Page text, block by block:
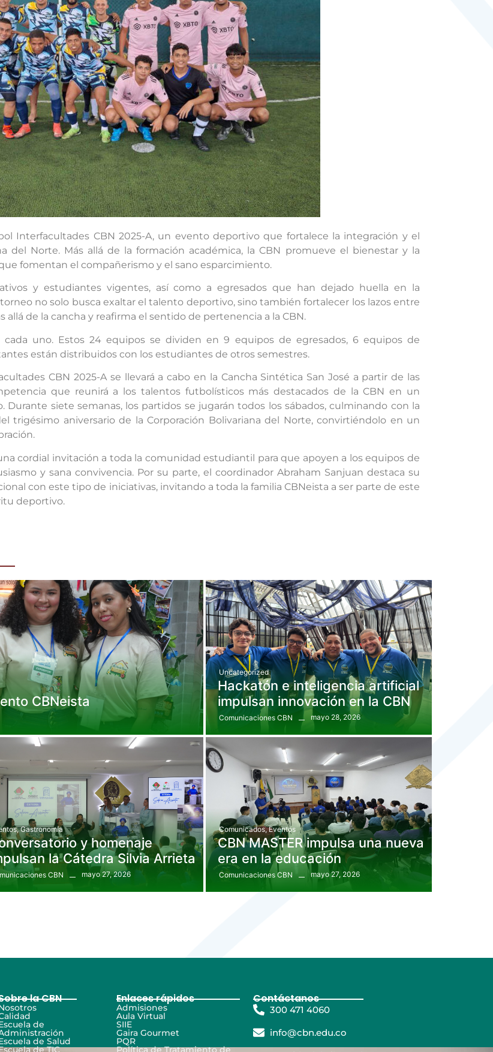
Interfacultades CBN 2025-A, un evento deportivo que fortalece la integración y el
del Norte. Más allá de la formación académica, la CBN promueve el bienestar y la
fomentan el compañerismo y el sano esparcimiento.
y estudiantes vigentes, así como a egresados que han dejado huella en la
no solo busca exaltar el talento deportivo, sino también fortalecer los lazos entre
de la cancha y reafirma el sentido de pertenencia a la CBN.
uno. Estos 24 equipos se dividen en 9 equipos de egresados, 6 equipos de
están distribuidos con los estudiantes de otros semestres.
CBN 2025-A se llevará a cabo en la Cancha Sintética San José a partir de las
que reunirá a los talentos futbolísticos más destacados de la CBN en un
siete semanas, los partidos se jugarán todos los sábados, culminando con la
trigésimo aniversario de la Corporación Bolivariana del Norte, convirtiéndolo en un
cordial invitación a toda la comunidad estudiantil para que apoyen a los equipos de
y sana convivencia. Por su parte, el coordinador Abraham Sanjuan destaca su
con este tipo de iniciativas, invitando a toda la familia CBNeista a ser parte de este
deportivo.
CBNeista
Uncategorized
Hackatón e inteligencia artificial
impulsan innovación en la CBN
Comunicaciones CBN mayo 28, 2026
, Gastronomía
y homenaje
la Cátedra Silvia Arrieta
CBN mayo 27, 2026
Comunicados, Eventos
CBN MASTER impulsa una nueva
era en la educación
Comunicaciones CBN mayo 27, 2026
la CBN
de
de Salud
de TIC
Enlaces rápidos
Admisiones
Aula Virtual
SIIE
Gaira Gourmet
PQR
Política de Tratamiento de
Contáctanos
300 471 4060
info@cbn.edu.co